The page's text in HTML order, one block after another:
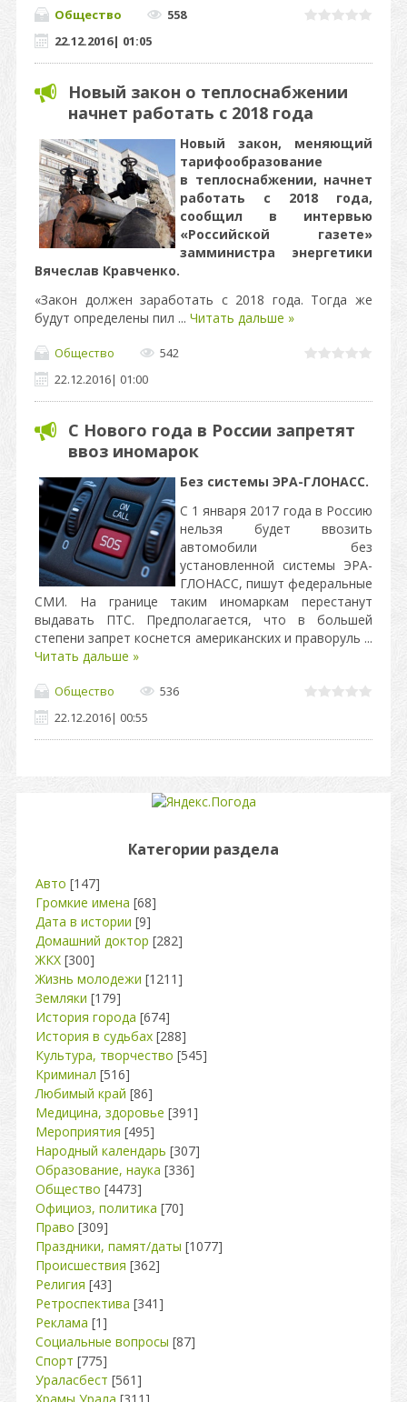
Общество
558
22.12.2016| 01:05
Новый закон о теплоснабжении
начнет работать с 2018 года
Новый закон, меняющий
тарифообразование
в теплоснабжении, начнет
работать с 2018 года,
сообщил в интервью
«Российской газете»
замминистра энергетики
Вячеслав Кравченко.
«Закон должен заработать с 2018 года. Тогда же
будут определены пил ... Читать дальше »
Общество
542
22.12.2016| 01:00
С Нового года в России запретят
ввоз иномарок
Без системы ЭРА-ГЛОНАСС.
С 1 января 2017 года в Россию
нельзя будет ввозить
автомобили без
установленной системы ЭРА-
ГЛОНАСС, пишут федеральные
СМИ. На границе таким иномаркам перестанут
выдавать ПТС. Предполагается, что в большей
степени запрет коснется американских и праворуль ...
Читать дальше »
Общество
536
22.12.2016| 00:55
Категории раздела
Авто [147]
Громкие имена [68]
Дата в истории [9]
Домашний доктор [282]
ЖКХ [300]
Жизнь молодежи [1211]
Земляки [179]
История города [674]
История в судьбах [288]
Культура, творчество [545]
Криминал [516]
Любимый край [86]
Медицина, здоровье [391]
Мероприятия [495]
Народный календарь [307]
Образование, наука [336]
Общество [4473]
Официоз, политика [70]
Право [309]
Праздники, памят/даты [1077]
Происшествия [362]
Религия [43]
Ретроспектива [341]
Реклама [1]
Социальные вопросы [87]
Спорт [775]
Ураласбест [561]